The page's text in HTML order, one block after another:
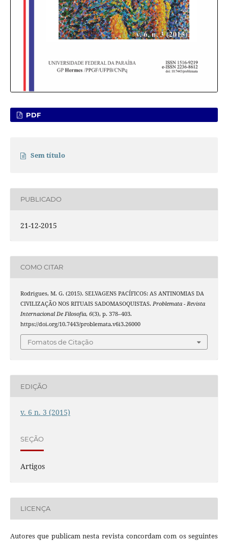
PDF
Sem título
PUBLICADO
21-12-2015
COMO CITAR
Rodrigues, M. G. (2015). SELVAGENS PACÍFICOS: AS ANTINOMIAS DA
CIVILIZAÇÃO NOS RITUAIS SADOMASOQUISTAS. Problemata - Revista
Internacional De Filosofia, 6(3), p. 378–403.
https://doi.org/10.7443/problemata.v6i3.26000
Fomatos de Citação
EDIÇÃO
v. 6 n. 3 (2015)
SEÇÃO
Artigos
LICENÇA
Autores que publicam nesta revista concordam com os seguintes